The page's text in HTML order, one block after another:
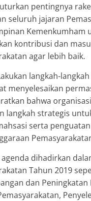
pentingnya
seluruh jajaran
Kemenkumham
kontribusi dan
agar lebih baik.
langkah-
menyelesaikan
bahwa
langkah strategis
serta penguatan
dihadirkan
Tahun 2019
dan